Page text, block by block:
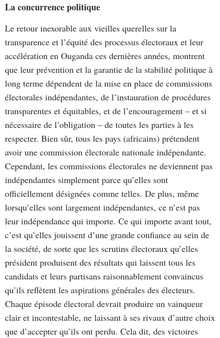
La concurrence politique
Le retour inexorable aux vieilles querelles sur la
transparence et l’équité des processus électoraux et leur
accélération en Ouganda ces dernières années, montrent
que leur prévention et la garantie de la stabilité politique à
long terme dépendent de la mise en place de commissions
électorales indépendantes, de l’instauration de procédures
transparentes et équitables, et de l’encouragement – et si
nécessaire de l’obligation – de toutes les parties à les
respecter. Bien sûr, tous les pays (africains) prétendent
avoir une commission électorale nationale indépendante.
Cependant, les commissions électorales ne deviennent pas
indépendantes simplement parce qu’elles sont
officiellement désignées comme telles. De plus, même
lorsqu’elles sont largement indépendantes, ce n’est pas
leur indépendance qui importe. Ce qui importe avant tout,
c’est qu’elles jouissent d’une grande confiance au sein de
la société, de sorte que les scrutins électoraux qu’elles
président produisent des résultats qui laissent tous les
candidats et leurs partisans raisonnablement convaincus
qu’ils reflètent les aspirations générales des électeurs.
Chaque épisode électoral devrait produire un vainqueur
clair et incontestable, ne laissant à ses rivaux d’autre choix
que d’accepter qu’ils ont perdu. Cela dit, des victoires